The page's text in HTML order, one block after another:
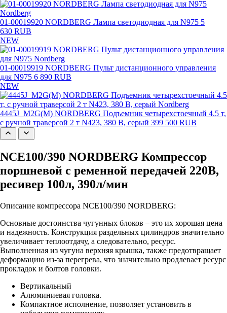
01-00019920 NORDBERG Лампа светодиодная для N975 5
630 RUB
NEW
01-00019919 NORDBERG Пульт дистанционного управления
для N975 6 890 RUB
NEW
4445J_M2G(M) NORDBERG Подъемник четырехстоечный 4.5 т,
с ручной траверсой 2 т N423, 380 В, серый 399 500 RUB
NCE100/390 NORDBERG Компрессор
поршневой с ременной передачей 220В,
ресивер 100л, 390л/мин
Описание компрессора NCE100/390 NORDBERG:
Основные достоинства чугунных блоков – это их хорошая цена
и надежность. Конструкция раздельных цилиндров значительно
увеличивает теплоотдачу, а следовательно, ресурс.
Выполненная из чугуна верхняя крышка, также предотвращает
деформацию из-за перегрева, что значительно продлевает ресурс
прокладок и болтов головки.
Вертикальный
Алюминиевая головка.
Компактное исполнение, позволяет установить в